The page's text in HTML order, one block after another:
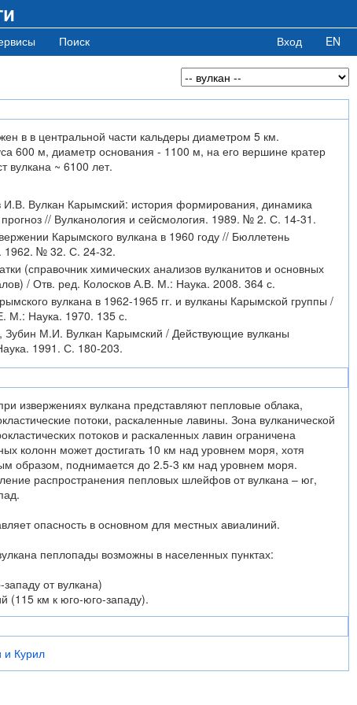
Поиск Вход EN
в в центральной части кальдеры диаметром 5 км.
600 м, диаметр основания - 1100 м, на его вершине кратер
вулкана ~ 6100 лет.
Вулкан Карымский: история формирования, динамика
// Вулканология и сейсмология. 1989. № 2. С. 14-31.
Карымского вулкана в 1960 году // Бюллетень
1962. № 32. С. 24-32.
(справочник химических анализов вулканитов и основных
/ Отв. ред. Колосков А.В. М.: Наука. 2008. 364 с.
вулкана в 1962-1965 гг. и вулканы Карымской группы /
М.: Наука. 1970. 135 с.
М.И. Вулкан Карымский / Действующие вулканы
1991. С. 180-203.
извержениях вулкана представляют пепловые облака,
потоки, раскаленные лавины. Зона вулканической
потоков и раскаленных лавин ограничена
колонн может достигать 10 км над уровнем моря, хотя
образом, поднимается до 2.5-3 км над уровнем моря.
распространения пепловых шлейфов от вулкана – юг,
опасность в основном для местных авиалиний.
пеплопады возможны в населенных пунктах:
от вулкана)
(115 км к юго-юго-западу).
и Курил